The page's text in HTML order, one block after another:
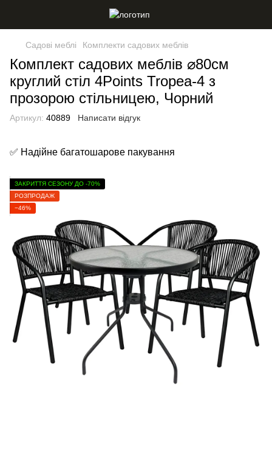
Садові меблі Комплекти садових меблів
Комплект садових меблів ⌀80см
круглий стіл 4Points Tropea-4 з
прозорою стільницею, Чорний
Артикул: 40889 Написати відгук
✅ Надійне багатошарове пакування
ЗАКРИТТЯ СЕЗОНУ ДО -70%
РОЗПРОДАЖ
−46%